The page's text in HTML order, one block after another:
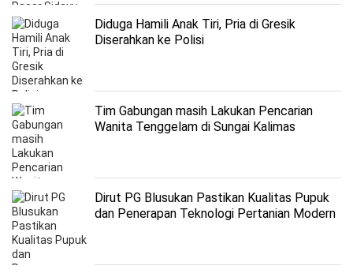
Diduga Hamili Anak Tiri, Pria di Gresik
Diserahkan ke Polisi
Tim Gabungan masih Lakukan Pencarian
Wanita Tenggelam di Sungai Kalimas
Dirut PG Blusukan Pastikan Kualitas Pupuk
dan Penerapan Teknologi Pertanian Modern